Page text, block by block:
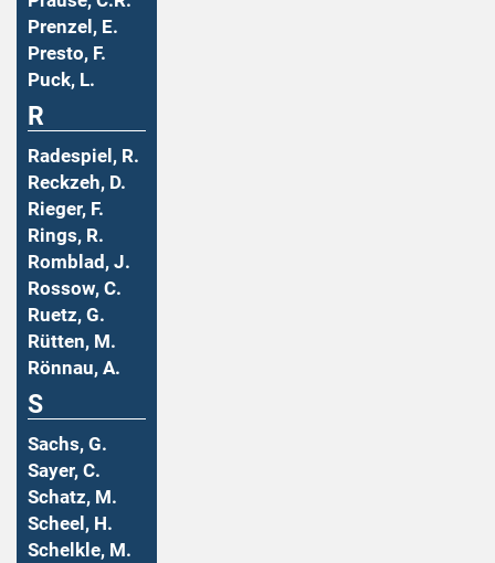
Prenzel, E.
Presto, F.
Puck, L.
R
Radespiel, R.
Reckzeh, D.
Rieger, F.
Rings, R.
Romblad, J.
Rossow, C.
Ruetz, G.
Rütten, M.
Rönnau, A.
S
Sachs, G.
Sayer, C.
Schatz, M.
Scheel, H.
Schelkle, M.